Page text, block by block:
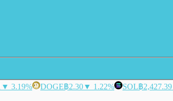
▼ 3.19% DOGE฿2.30▼ 1.22% SOL฿2,427.39